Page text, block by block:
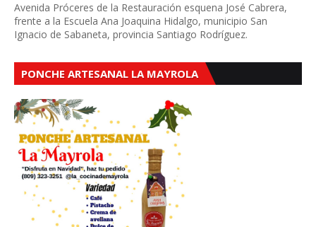
Avenida Próceres de la Restauración esquena José Cabrera,
frente a la Escuela Ana Joaquina Hidalgo, municipio San
Ignacio de Sabaneta, provincia Santiago Rodríguez.
PONCHE ARTESANAL LA MAYROLA